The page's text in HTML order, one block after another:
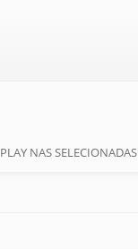
PLAY NAS SELECIONADAS